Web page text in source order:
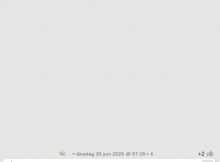
• dinsdag 30 juni 2026 @ 07:26 • 4